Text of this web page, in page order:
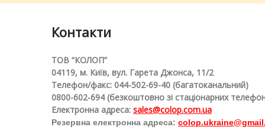
лазерної технології. Наш
асортимент – оснащення
до печаток та штампів,
самонабірні штампи,
Контакти
ТОВ “КОЛОП”
04119, м. Київ, вул. Гарета Джонса, 11/2
Телефон/факс: 044-502-69-40 (багатоканальний)
0800-602-694 (безкоштовно зі стаціонарних
Електронна адреса: sales@colop.com.ua
Резервна електронна адреса: